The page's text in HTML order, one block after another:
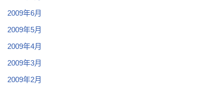
2009年6月
2009年5月
2009年4月
2009年3月
2009年2月